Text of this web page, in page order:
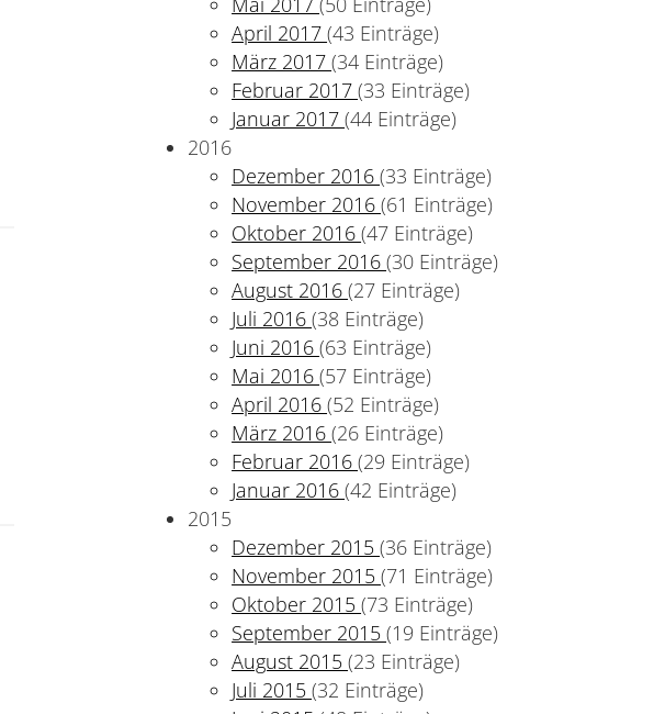
April 2017(43 Einträge)
März 2017(34 Einträge)
Februar 2017(33 Einträge)
Januar 2017(44 Einträge)
2016
Dezember 2016(33 Einträge)
November 2016(61 Einträge)
Oktober 2016(47 Einträge)
September 2016(30 Einträge)
August 2016(27 Einträge)
Juli 2016(38 Einträge)
Juni 2016(63 Einträge)
Mai 2016(57 Einträge)
April 2016(52 Einträge)
März 2016(26 Einträge)
Februar 2016(29 Einträge)
Januar 2016(42 Einträge)
2015
Dezember 2015(36 Einträge)
November 2015(71 Einträge)
Oktober 2015(73 Einträge)
September 2015(19 Einträge)
August 2015(23 Einträge)
Juli 2015(32 Einträge)